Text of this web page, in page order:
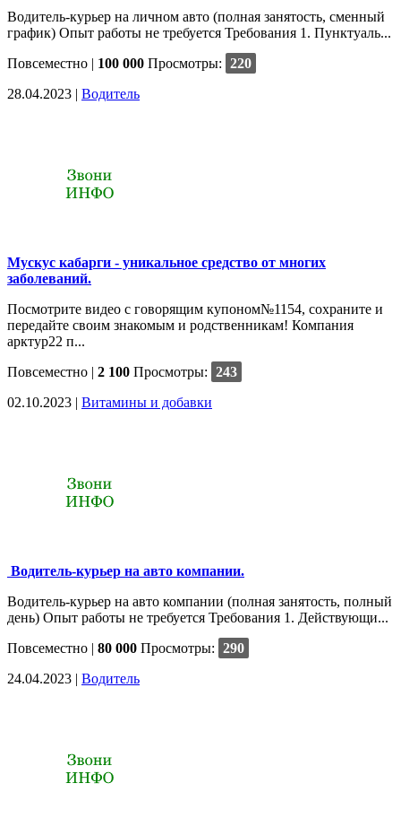
Водитель-курьер на личном авто (полная занятость, сменный
график) Опыт работы не требуется Требования 1. Пунктуаль...
Повсеместно | 100 000 Просмотры: 220
28.04.2023 | Водитель
Мускус кабарги - уникальное средство от многих
заболеваний.
Посмотрите видео с говорящим купоном№1154, сохраните и
передайте своим знакомым и родственникам! Компания
арктур22 п...
Повсеместно | 2 100 Просмотры: 243
02.10.2023 | Витамины и добавки
Водитель-курьер на авто компании.
Водитель-курьер на авто компании (полная занятость, полный
день) Опыт работы не требуется Требования 1. Действующи...
Повсеместно | 80 000 Просмотры: 290
24.04.2023 | Водитель